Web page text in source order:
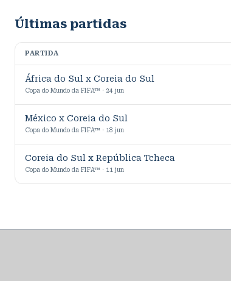
Últimas partidas
PARTIDA
África do Sul x Coreia do Sul
Copa do Mundo da FIFA™ · 24 jun
México x Coreia do Sul
Copa do Mundo da FIFA™ · 18 jun
Coreia do Sul x República Tcheca
Copa do Mundo da FIFA™ · 11 jun